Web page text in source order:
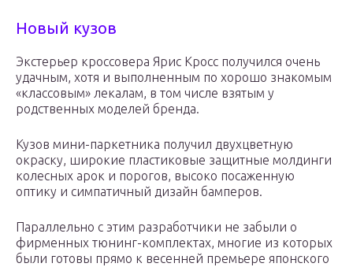
Новый кузов
Экстерьер кроссовера Ярис Кросс получился очень
удачным, хотя и выполненным по хорошо знакомым
«классовым» лекалам, в том числе взятым у
родственных моделей бренда.
Кузов мини-паркетника получил двухцветную
окраску, широкие пластиковые защитные молдинги
колесных арок и порогов, высоко посаженную
оптику и симпатичный дизайн бамперов.
Параллельно с этим разработчики не забыли о
фирменных тюнинг-комплектах, многие из которых
были готовы прямо к весенней премьере японского